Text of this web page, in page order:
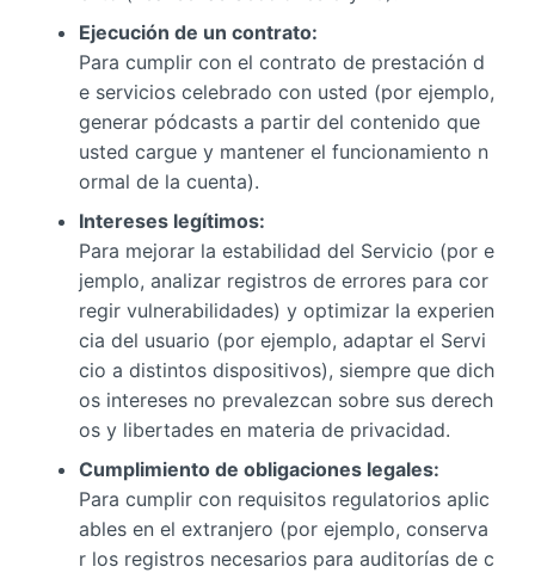
Ejecución de un contrato:
Para cumplir con el contrato de prestación d
e servicios celebrado con usted (por ejemplo,
generar pódcasts a partir del contenido que
usted cargue y mantener el funcionamiento n
ormal de la cuenta).
Intereses legítimos:
Para mejorar la estabilidad del Servicio (por e
jemplo, analizar registros de errores para cor
regir vulnerabilidades) y optimizar la experien
cia del usuario (por ejemplo, adaptar el Servi
cio a distintos dispositivos), siempre que dich
os intereses no prevalezcan sobre sus derech
os y libertades en materia de privacidad.
Cumplimiento de obligaciones legales:
Para cumplir con requisitos regulatorios aplic
ables en el extranjero (por ejemplo, conserva
r los registros necesarios para auditorías de c